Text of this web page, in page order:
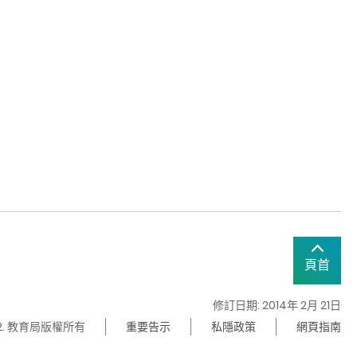
頁首
修訂日期: 2014年 2月 21日
教育局版權所有
重要告示 私隱政策 網頁指南